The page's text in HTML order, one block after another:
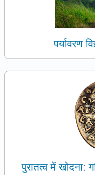
पर्यावरण
पुरातत्व में खोदना: